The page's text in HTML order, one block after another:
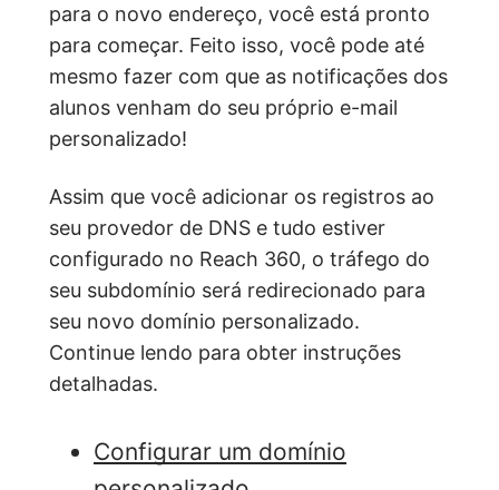
para o novo endereço, você está pronto
para começar. Feito isso, você pode até
mesmo fazer com que as notificações dos
alunos venham do seu próprio e-mail
personalizado!
Assim que você adicionar os registros ao
seu provedor de DNS e tudo estiver
configurado no Reach 360, o tráfego do
seu subdomínio será redirecionado para
seu novo domínio personalizado.
Continue lendo para obter instruções
detalhadas.
Configurar um domínio